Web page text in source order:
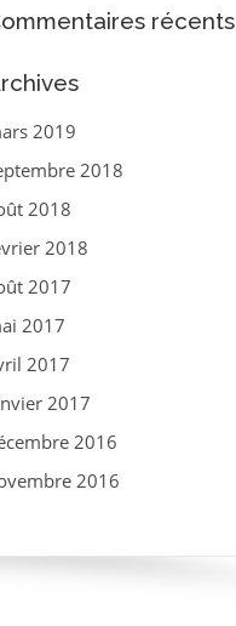
récents
2019
2018
2018
2018
2017
2017
2017
2017
2016
2016